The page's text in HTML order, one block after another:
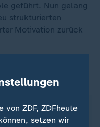
geführt. Nun gelang
strukturierten
Motivation zurück
in Folge zwischen
dem 25. März
von ZDF, ZDFheute
setzen wir